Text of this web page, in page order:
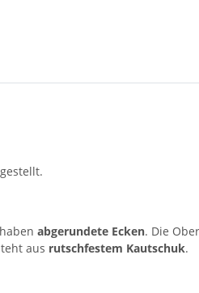
abgerundete Ecken. Die
aus rutschfestem Kautschuk.